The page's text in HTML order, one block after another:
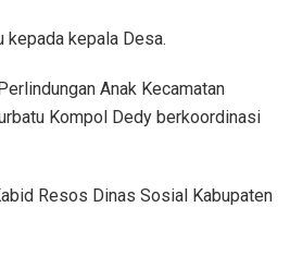
kepada kepala Desa.
Anak Kecamatan
Kompol Dedy berkoordinasi
Resos Dinas Sosial Kabupaten